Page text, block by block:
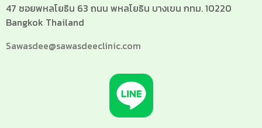
47 ซอยพหลโยธิน 63 ถนน พหลโยธิน บางเขน กทม. 10220
Bangkok Thailand
Sawasdee@sawasdeeclinic.com